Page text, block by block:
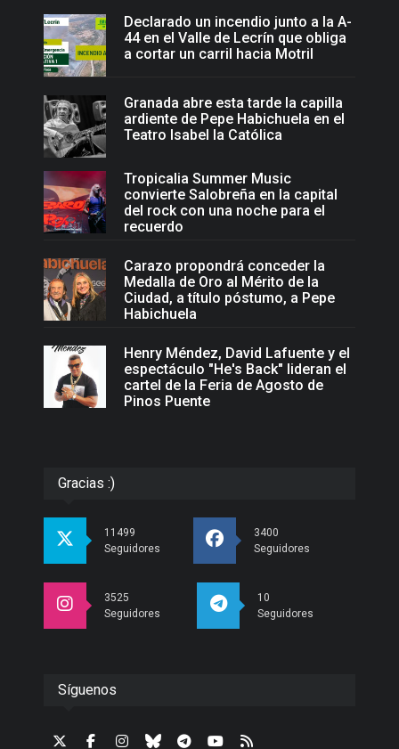
Declarado un incendio junto a la A-
44 en el Valle de Lecrín que obliga
a cortar un carril hacia Motril
Granada abre esta tarde la capilla
ardiente de Pepe Habichuela en el
Teatro Isabel la Católica
Tropicalia Summer Music
convierte Salobreña en la capital
del rock con una noche para el
recuerdo
Carazo propondrá conceder la
Medalla de Oro al Mérito de la
Ciudad, a título póstumo, a Pepe
Habichuela
Henry Méndez, David Lafuente y el
espectáculo "He's Back" lideran el
cartel de la Feria de Agosto de
Pinos Puente
Gracias :)
11499
Seguidores
3400
Seguidores
3525
Seguidores
10
Seguidores
Síguenos